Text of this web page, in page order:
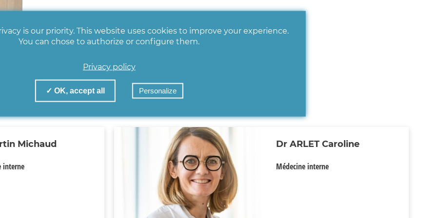
Michaud
interne
Dr ARLET Caroline
Médecine interne
is our priority. This website uses cookies to improve your experience.
You can chose to authorize or configure them.
Privacy policy
✓ OK, accept all Personalize